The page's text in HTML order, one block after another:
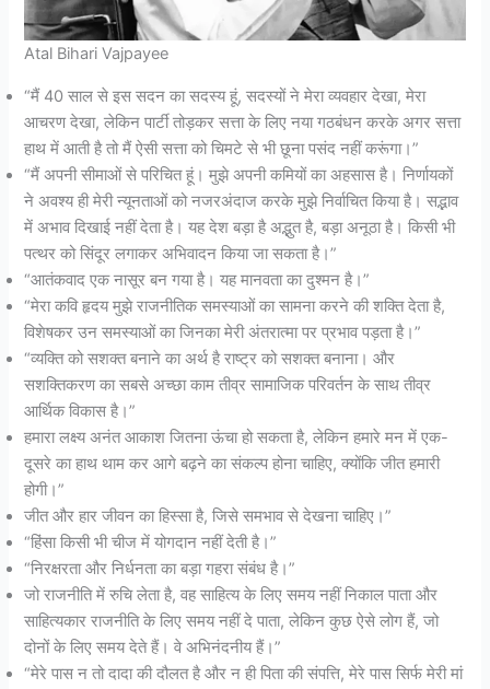
Atal Bihari Vajpayee
“मैं 40 साल से इस सदन का सदस्य हूं, सदस्यों ने मेरा व्यवहार देखा, मेरा
आचरण देखा, लेकिन पार्टी तोड़कर सत्ता के लिए नया गठबंधन करके अगर सत्ता
हाथ में आती है तो मैं ऐसी सत्ता को चिमटे से भी छूना पसंद नहीं करूंगा।”
“मैं अपनी सीमाओं से परिचित हूं। मुझे अपनी कमियों का अहसास है। निर्णायकों
ने अवश्य ही मेरी न्यूनताओं को नजरअंदाज करके मुझे निर्वाचित किया है। सद्भाव
में अभाव दिखाई नहीं देता है। यह देश बड़ा है अद्भुत है, बड़ा अनूठा है। किसी भी
पत्थर को सिंदूर लगाकर अभिवादन किया जा सकता है।”
“आतंकवाद एक नासूर बन गया है। यह मानवता का दुश्मन है।”
“मेरा कवि हृदय मुझे राजनीतिक समस्याओं का सामना करने की शक्ति देता है,
विशेषकर उन समस्याओं का जिनका मेरी अंतरात्मा पर प्रभाव पड़ता है।”
“व्यक्ति को सशक्त बनाने का अर्थ है राष्ट्र को सशक्त बनाना। और
सशक्तिकरण का सबसे अच्छा काम तीव्र सामाजिक परिवर्तन के साथ तीव्र
आर्थिक विकास है।”
हमारा लक्ष्य अनंत आकाश जितना ऊंचा हो सकता है, लेकिन हमारे मन में एक-
दूसरे का हाथ थाम कर आगे बढ़ने का संकल्प होना चाहिए, क्योंकि जीत हमारी
होगी।”
जीत और हार जीवन का हिस्सा है, जिसे समभाव से देखना चाहिए।”
“हिंसा किसी भी चीज में योगदान नहीं देती है।”
“निरक्षरता और निर्धनता का बड़ा गहरा संबंध है।”
जो राजनीति में रुचि लेता है, वह साहित्य के लिए समय नहीं निकाल पाता और
साहित्यकार राजनीति के लिए समय नहीं दे पाता, लेकिन कुछ ऐसे लोग हैं, जो
दोनों के लिए समय देते हैं। वे अभिनंदनीय हैं।”
“मेरे पास न तो दादा की दौलत है और न ही पिता की संपत्ति, मेरे पास सिर्फ मेरी मां